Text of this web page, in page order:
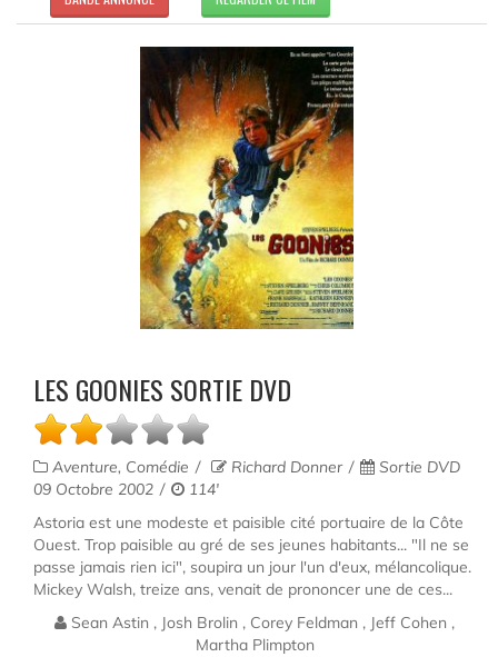
LES GOONIES SORTIE DVD
Aventure, Comédie Richard Donner
Sortie DVD
09 Octobre 2002
114'
Astoria est une modeste et paisible cité portuaire de la Côte
Ouest. Trop paisible au gré de ses jeunes habitants... "Il ne se
passe jamais rien ici", soupira un jour l'un d'eux, mélancolique.
Mickey Walsh, treize ans, venait de prononcer une de ces...
Sean Astin , Josh Brolin , Corey Feldman , Jeff Cohen ,
Martha Plimpton